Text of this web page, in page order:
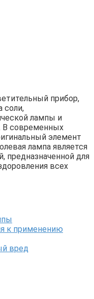
прибор,
соли,
лампы и
В современных
элемент
лампа является
предназначенной для
всех
к применению
вред